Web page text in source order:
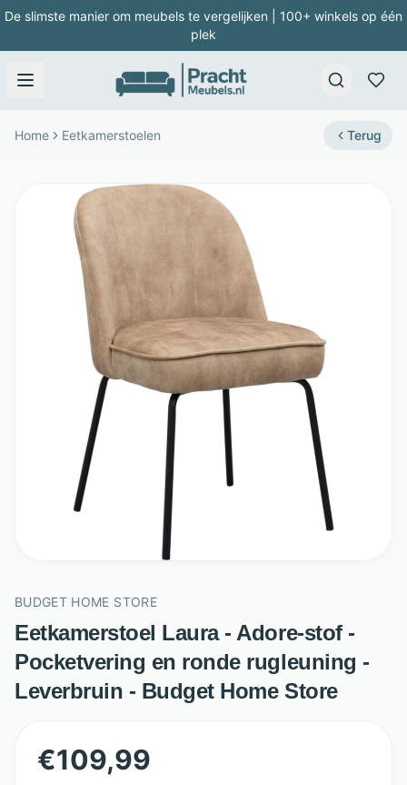
De slimste manier om meubels te vergelijken | 100+ winkels op één
plek
Home Eetkamerstoelen Terug
BUDGET HOME STORE
Eetkamerstoel Laura - Adore-stof -
Pocketvering en ronde rugleuning -
Leverbruin - Budget Home Store
€109,99